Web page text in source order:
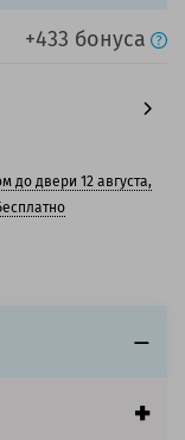
5%
+433 бонуса
до двери 12 августа,